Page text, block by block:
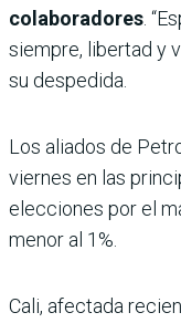
colaboradores .
siempre, libertad y
su despedida.
Los aliados de
viernes en las
elecciones por el
menor al 1%.
Cali, afectada